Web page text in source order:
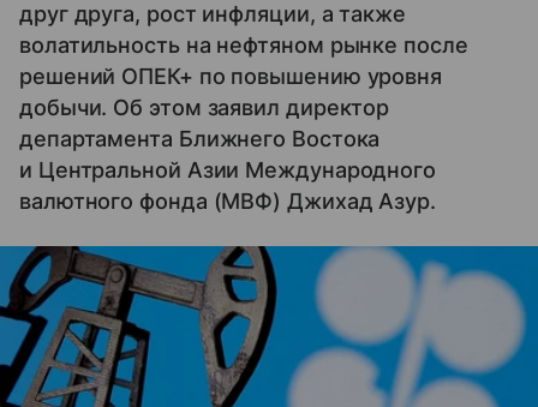
друг друга, рост инфляции, а также
волатильность на нефтяном рынке после
решений ОПЕК+ по повышению уровня
добычи. Об этом заявил директор
департамента Ближнего Востока
и Центральной Азии Международного
валютного фонда (МВФ) Джихад Азур.